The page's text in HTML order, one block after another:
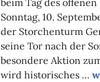
beim Tag des offenen
Sonntag, 10.
der Storchenturm
seine Tor nach der
besondere Aktion
wird historisches …